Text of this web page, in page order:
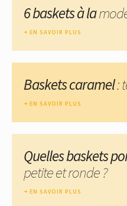
6 baskets à la
EN SAVOIR PLUS
Baskets caramel:
EN SAVOIR PLUS
Quelles baskets
petite et ronde ?
EN SAVOIR PLUS